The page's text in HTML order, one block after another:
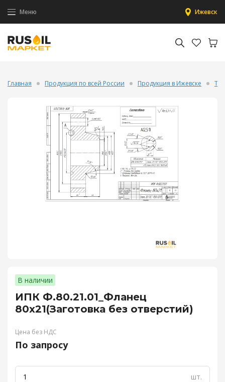
Меню Ижевск
Главная Продукция по всей России Продукция в Ижевске
В наличии
ИПК Ф.80.21.01_Фланец
80х21(Заготовка без отверстий)
Цена без НДС
По запросу
шт.